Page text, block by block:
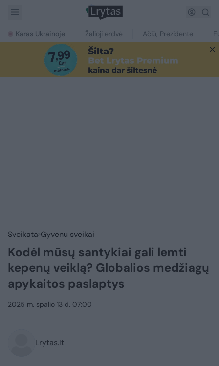
Karas Ukrainoje Žalioji erdvė Ačiū, Prezidente
Sveikata Gyvenu sveikai
Kodėl mūsų santykiai gali lemti
kepenų veiklą? Globalios medžiagų
apykaitos paslaptys
2025 m. spalio 13 d. 07:00
Lrytas.lt